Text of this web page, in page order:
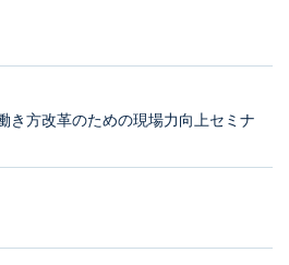
き方改革のための現場力向上セミナ